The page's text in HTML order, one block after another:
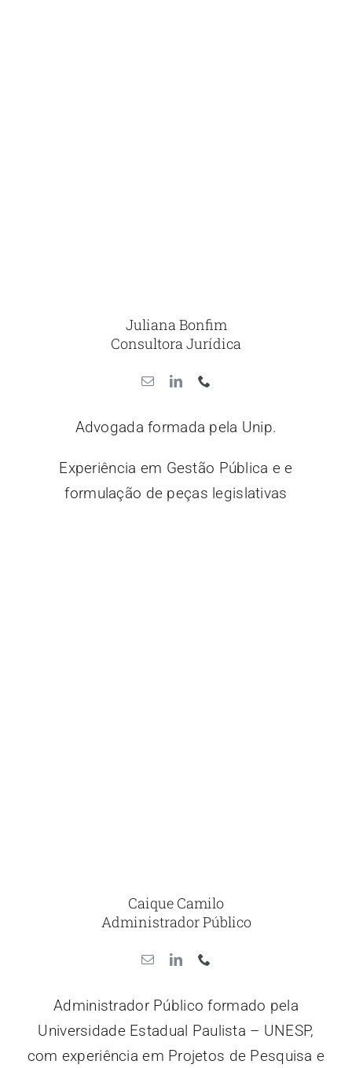
Juliana Bonfim
Consultora Jurídica
Advogada formada pela Unip.
Experiência em Gestão Pública e e
formulação de peças legislativas
Caique Camilo
Administrador Público
Administrador Público formado pela
Universidade Estadual Paulista – UNESP,
com experiência em Projetos de Pesquisa e